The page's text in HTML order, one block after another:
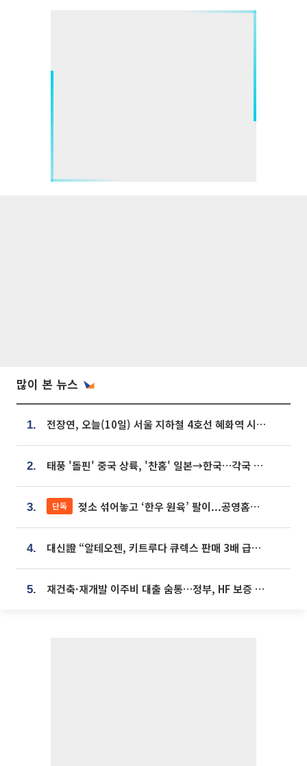
많이 본 뉴스
1. 전장연, 오늘(10일) 서울 지하철 4호선 혜화역 시위…1호선 용산역 무정차
2. 태풍 '돌핀' 중국 상륙, '찬홈' 일본→한국…각국 기상청 예상 경로는?
3. 단독 젖소 섞어놓고 ‘한우 원육’ 팔이...공영홈쇼핑 표기·검증 구멍
4. 대신證 “알테오젠, 키트루다 큐렉스 판매 3배 급증…목표가 41만원 상향”
5. 재건축·재개발 이주비 대출 숨통…정부, HF 보증 신설 추진